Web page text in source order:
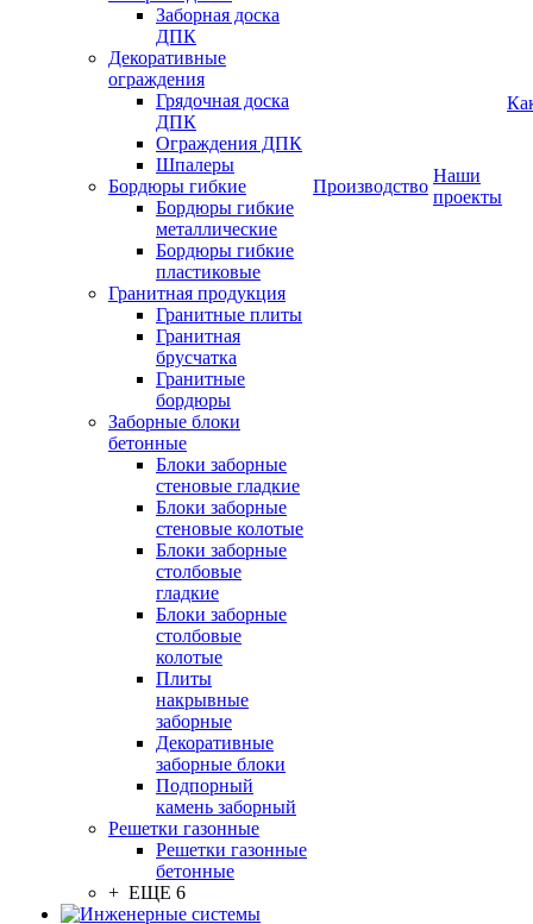
Заборная доска
ДПК
Декоративные
ограждения
Грядочная доска
ДПК
Ограждения ДПК
Шпалеры
Бордюры гибкие
Бордюры гибкие
металлические
Бордюры гибкие
пластиковые
Гранитная продукция
Гранитные плиты
Гранитная
брусчатка
Гранитные
бордюры
Заборные блоки
бетонные
Блоки заборные
стеновые гладкие
Блоки заборные
стеновые колотые
Блоки заборные
столбовые
гладкие
Блоки заборные
столбовые
колотые
Плиты
накрывные
заборные
Декоративные
заборные блоки
Подпорный
камень заборный
Решетки газонные
Решетки газонные
бетонные
+ ЕЩЕ 6
Производство
Наши
проекты